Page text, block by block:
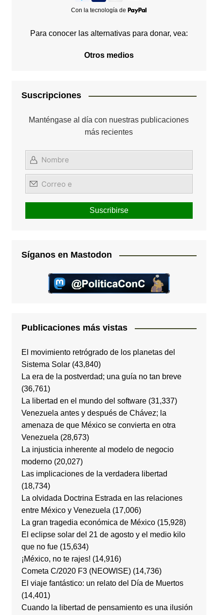
Con la tecnología de
Para conocer las alternativas para donar, vea:
Otros medios
Suscripciones
Manténgase al día con nuestras publicaciones
más recientes
Síganos en Mastodon
Publicaciones más vistas
El movimiento retrógrado de los planetas del
Sistema Solar (43,840)
La era de la postverdad; una guía no tan breve
(36,761)
La libertad en el mundo del software (31,337)
Venezuela antes y después de Chávez; la
amenaza de que México se convierta en otra
Venezuela (28,673)
La injusticia inherente al modelo de negocio
moderno (20,027)
Las implicaciones de la verdadera libertad
(18,734)
La olvidada Doctrina Estrada en las relaciones
entre México y Venezuela (17,006)
La gran tragedia económica de México (15,928)
El eclipse solar del 21 de agosto y el medio kilo
que no fue (15,634)
¡México, no te rajes! (14,916)
Cometa C/2020 F3 (NEOWISE) (14,736)
El viaje fantástico: un relato del Día de Muertos
(14,401)
Cuando la libertad de pensamiento es una ilusión